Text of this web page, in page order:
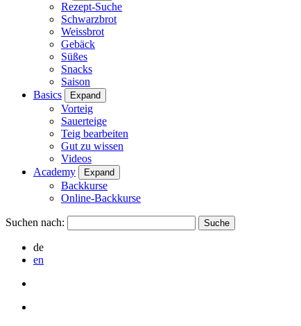
Rezept-Suche
Schwarzbrot
Weissbrot
Gebäck
Süßes
Snacks
Saison
Basics
Expand
Vorteig
Sauerteige
Teig bearbeiten
Gut zu wissen
Videos
Academy
Expand
Backkurse
Online-Backkurse
Suchen nach:
de
en